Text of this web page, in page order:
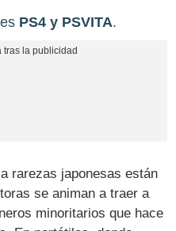
PS4 y PSVITA.
rarezas japonesas están
se animan a traer a
minoritarios que hace